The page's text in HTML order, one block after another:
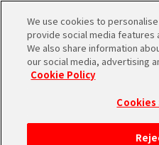
We use cookies to
provide social media features
We also share information
our social media, advertising
Cookie Policy